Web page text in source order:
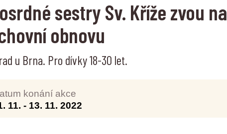
sestry Sv. Kříže zvou na
obnovu
u Brna. Pro dívky 18-30 let.
konání akce
11. - 13. 11. 2022